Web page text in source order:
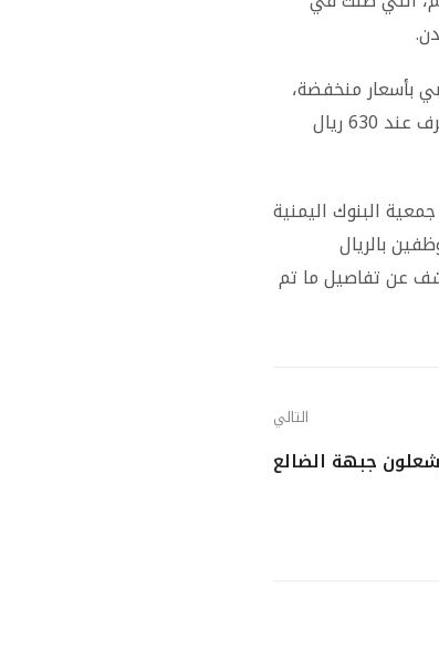
بأسعار منخفضة،
تسهّل على التجار عمليات الاستيراد، في حين ظلت الأسعار مرتفعة منذ كان سعر الصرف عند 630 ريال
البنوك اليمنية
بالريال
عن تفاصيل ما تم
التالي
جبهة الضالع